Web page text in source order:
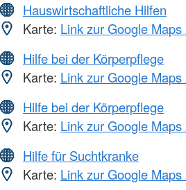
Hauswirtschaftliche Hilfen
Karte: Link zur Google
Hilfe bei der Körperpflege
Karte: Link zur Google
Hilfe bei der Körperpflege
Karte: Link zur Google
Hilfe für Suchtkranke
Karte: Link zur Google